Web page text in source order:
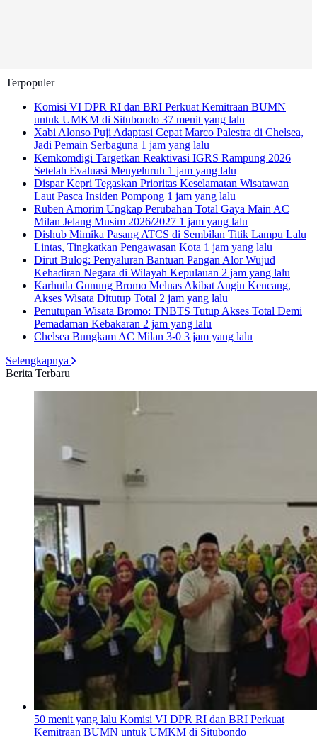
Terpopuler
Komisi VI DPR RI dan BRI Perkuat Kemitraan BUMN
untuk UMKM di Situbondo 37 menit yang lalu
Xabi Alonso Puji Adaptasi Cepat Marco Palestra di Chelsea,
Jadi Pemain Serbaguna 1 jam yang lalu
Kemkomdigi Targetkan Reaktivasi IGRS Rampung 2026
Setelah Evaluasi Menyeluruh 1 jam yang lalu
Dispar Kepri Tegaskan Prioritas Keselamatan Wisatawan
Laut Pasca Insiden Pompong 1 jam yang lalu
Ruben Amorim Ungkap Perubahan Total Gaya Main AC
Milan Jelang Musim 2026/2027 1 jam yang lalu
Dishub Mimika Pasang ATCS di Sembilan Titik Lampu Lalu
Lintas, Tingkatkan Pengawasan Kota 1 jam yang lalu
Dirut Bulog: Penyaluran Bantuan Pangan Alor Wujud
Kehadiran Negara di Wilayah Kepulauan 2 jam yang lalu
Karhutla Gunung Bromo Meluas Akibat Angin Kencang,
Akses Wisata Ditutup Total 2 jam yang lalu
Penutupan Wisata Bromo: TNBTS Tutup Akses Total Demi
Pemadaman Kebakaran 2 jam yang lalu
Chelsea Bungkam AC Milan 3-0 3 jam yang lalu
Selengkapnya
Berita Terbaru
50 menit yang lalu Komisi VI DPR RI dan BRI Perkuat
Kemitraan BUMN untuk UMKM di Situbondo